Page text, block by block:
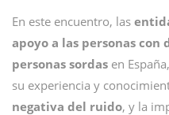
En este encuentro, las
apoyo a las personas
personas sordas en
su experiencia y
negativa del ruido, y la